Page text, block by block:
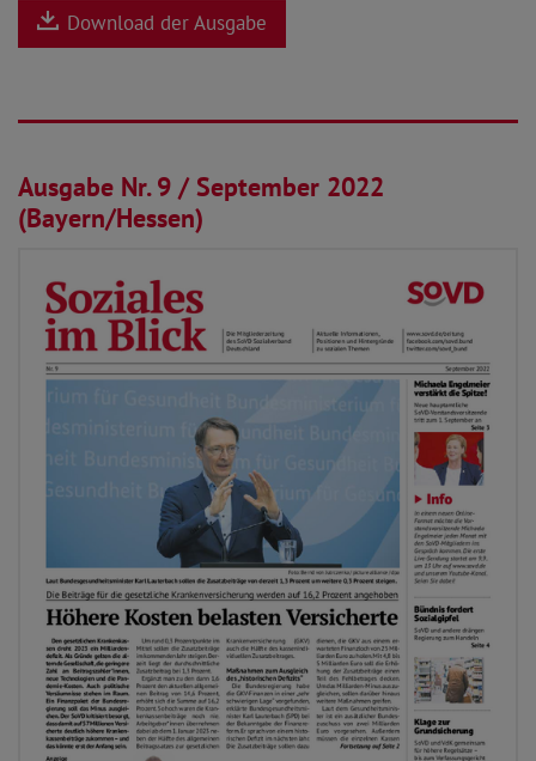
Download der Ausgabe
25.08.2022
Ausgabe Nr. 9 / September 2022
(Bayern/Hessen)